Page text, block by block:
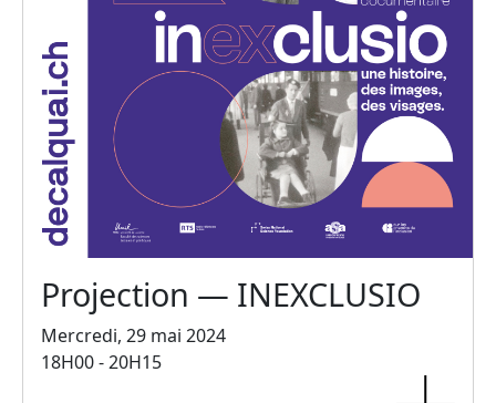
Projection — INEXCLUSIO
Mercredi, 29 mai 2024
18H00 - 20H15